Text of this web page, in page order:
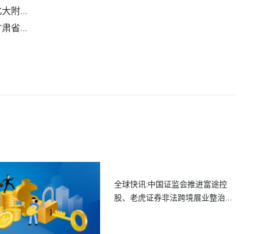
附...
省...
全球快讯:中国证监会推进富途控
股、老虎证券非法跨境展业整治工